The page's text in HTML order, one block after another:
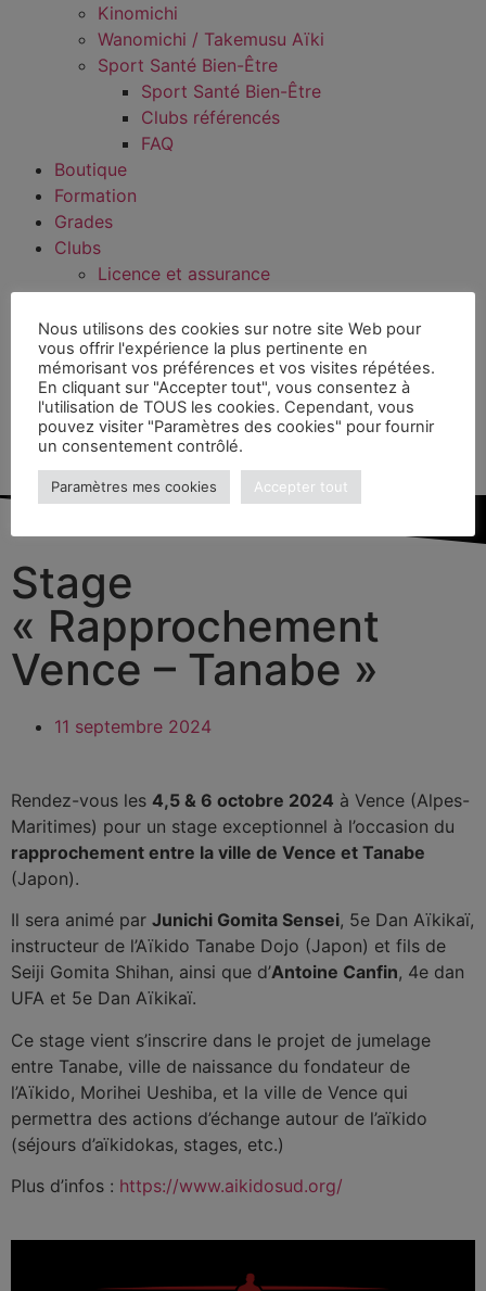
Kinomichi
Wanomichi / Takemusu Aïki
Sport Santé Bien-Être
Sport Santé Bien-Être
Clubs référencés
FAQ
Boutique
Formation
Grades
Clubs
Licence et assurance
Recherche enseignant
Trouver un club
Mon espace FFAAA
Documents
Stage
« Rapprochement
Vence – Tanabe »
11 septembre 2024
Rendez-vous les 4,5 & 6 octobre 2024 à Vence (Alpes-
Maritimes) pour un stage exceptionnel à l’occasion du
rapprochement entre la ville de Vence et Tanabe
(Japon).
Il sera animé par Junichi Gomita Sensei, 5e Dan Aïkikaï,
instructeur de l’Aïkido Tanabe Dojo (Japon) et fils de
Seiji Gomita Shihan, ainsi que d’Antoine Canfin, 4e dan
UFA et 5e Dan Aïkikaï.
Ce stage vient s’inscrire dans le projet de jumelage
entre Tanabe, ville de naissance du fondateur de
l’Aïkido, Morihei Ueshiba, et la ville de Vence qui
permettra des actions d’échange autour de l’aïkido
(séjours d’aïkidokas, stages, etc.)
Plus d’infos : https://www.aikidosud.org/
Nous utilisons des cookies sur notre site Web pour
vous offrir l'expérience la plus pertinente en
mémorisant vos préférences et vos visites répétées.
En cliquant sur "Accepter tout", vous consentez à
l'utilisation de TOUS les cookies. Cependant, vous
pouvez visiter "Paramètres des cookies" pour fournir
un consentement contrôlé.
Paramètres mes cookies Accepter tout